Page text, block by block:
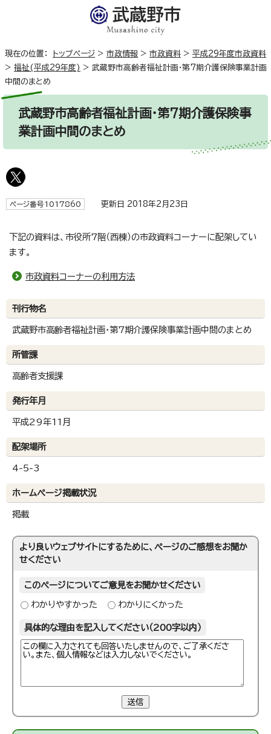
現在の位置： トップページ > 市政情報 > 市政資料 > 平成29年度市政資料
> 福祉(平成29年度) > 武蔵野市高齢者福祉計画・第7期介護保険事業計画
中間のまとめ
武蔵野市高齢者福祉計画・第7期介護保険事
業計画中間のまとめ
ページ番号1017860 更新日 2018年2月23日
下記の資料は、市役所7階（西棟）の市政資料コーナーに配架してい
ます。
市政資料コーナーの利用方法
刊行物名
武蔵野市高齢者福祉計画・第7期介護保険事業計画中間のまとめ
所管課
高齢者支援課
発行年月
平成29年11月
配架場所
4-5-3
ホームページ掲載状況
掲載
より良いウェブサイトにするために、ページのご感想をお聞か
せください
このページについてご意見をお聞かせください
わかりやすかった わかりにくかった
具体的な理由を記入してください（200字以内）
送信